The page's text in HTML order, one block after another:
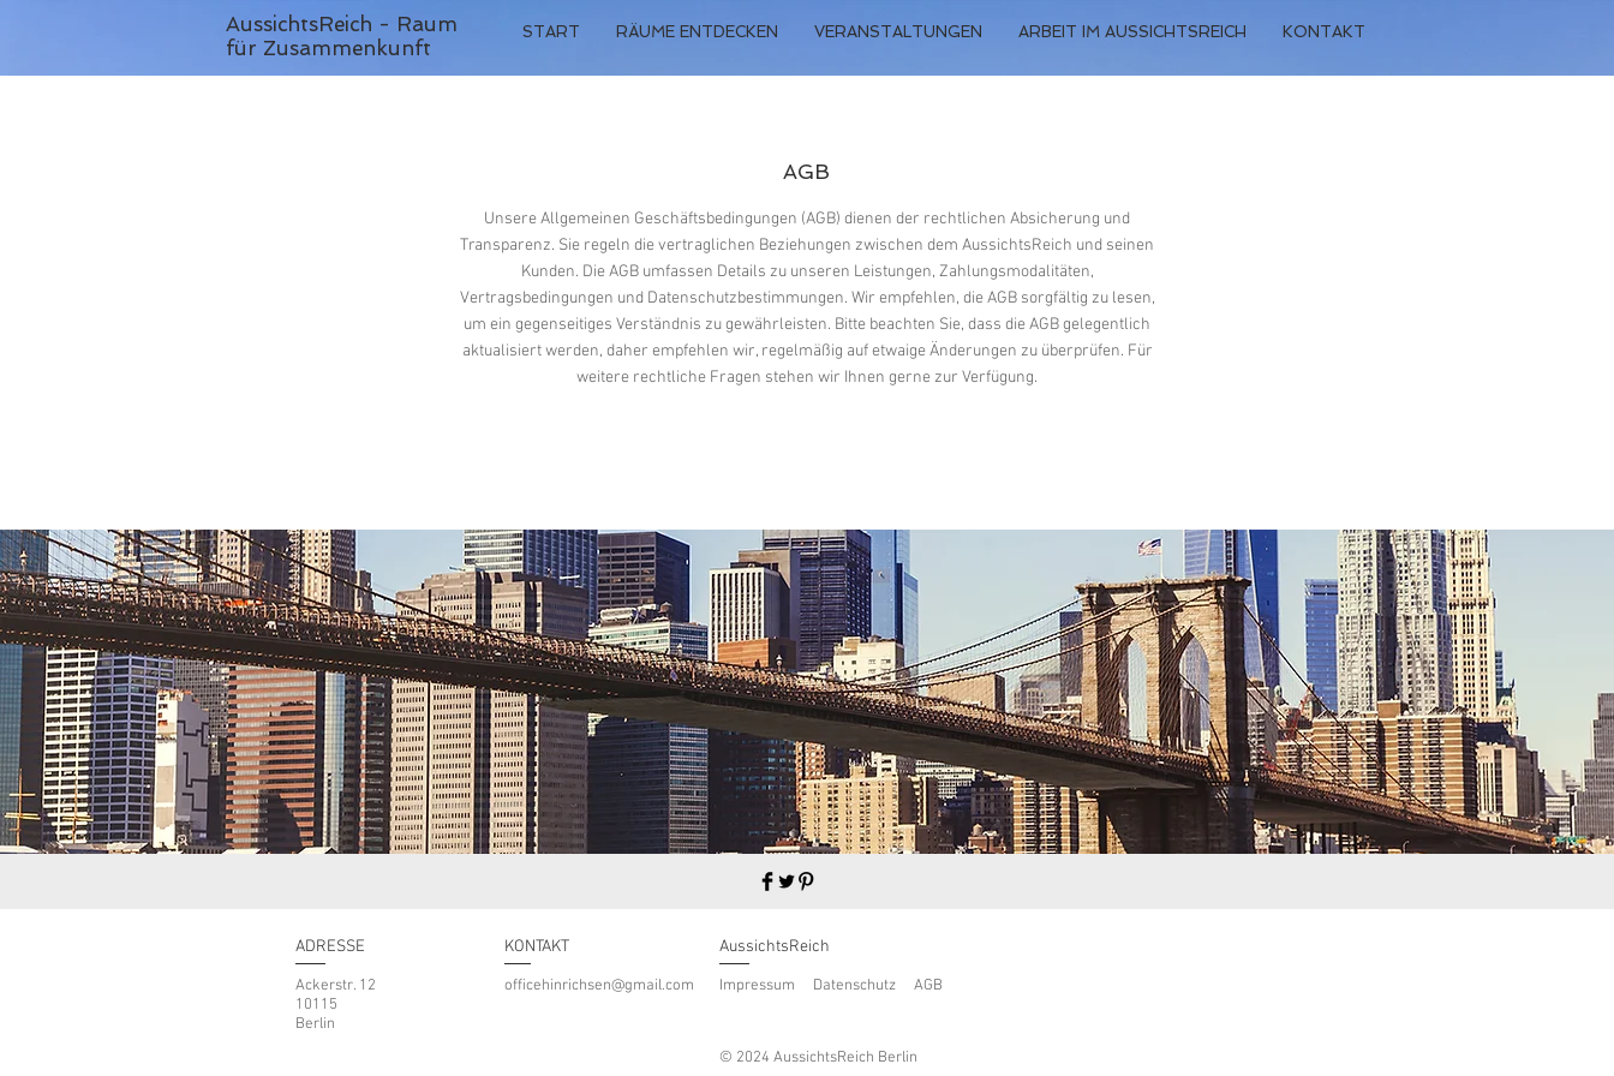
START RÄUME ENTDECKEN VERANSTALTUNGEN ARBEIT IM AUSSICHTSREICH KONTAKT
AussichtsReich - Raum
für Zusammenkunft
AGB
Unsere Allgemeinen Geschäftsbedingungen (AGB) dienen der rechtlichen Absicherung und
Transparenz. Sie regeln die vertraglichen Beziehungen zwischen dem AussichtsReich und seinen
Kunden. Die AGB umfassen Details zu unseren Leistungen, Zahlungsmodalitäten,
Vertragsbedingungen und Datenschutzbestimmungen. Wir empfehlen, die AGB sorgfältig zu lesen,
um ein gegenseitiges Verständnis zu gewährleisten. Bitte beachten Sie, dass die AGB gelegentlich
aktualisiert werden, daher empfehlen wir, regelmäßig auf etwaige Änderungen zu überprüfen. Für
weitere rechtliche Fragen stehen wir Ihnen gerne zur Verfügung.
ADRESSE
Ackerstr. 12
10115
Berlin
KONTAKT
officehinrichsen@gmail.com
AussichtsReich
Impressum Datenschutz AGB
© 2024 AussichtsReich Berlin